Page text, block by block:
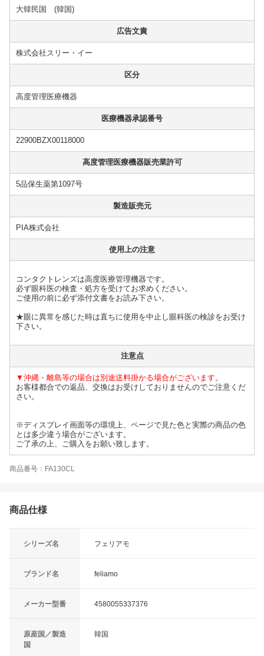
大韓民国 (韓国)
広告文責
株式会社スリー・イー
区分
高度管理医療機器
医療機器承認番号
22900BZX00118000
高度管理医療機器販売業許可
5品保生薬第1097号
製造販売元
PIA株式会社
使用上の注意
コンタクトレンズは高度医療管理機器です。
必ず眼科医の検査・処方を受けてお求めください。
ご使用の前に必ず添付文書をお読み下さい。
★眼に異常を感じた時は直ちに使用を中止し眼科医の検診をお受け
下さい。
注意点
▼沖縄・離島等の場合は別途送料掛かる場合がございます。
お客様都合での返品、交換はお受けしておりませんのでご注意くだ
さい。
※ディスプレイ画面等の環境上、ページで見た色と実際の商品の色
とは多少違う場合がございます。
ご了承の上、ご購入をお願い致します。
商品番号：FA130CL
商品仕様
シリーズ名 フェリアモ
ブランド名 feliamo
メーカー型番 4580055337376
原産国／製造
国
韓国